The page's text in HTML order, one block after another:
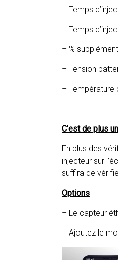
– Temps
– Temps
– %
– Tension
– Température
C’est de plus
En plus des
injecteur sur
suffira de
Options
– Le capteur
– Ajoutez le